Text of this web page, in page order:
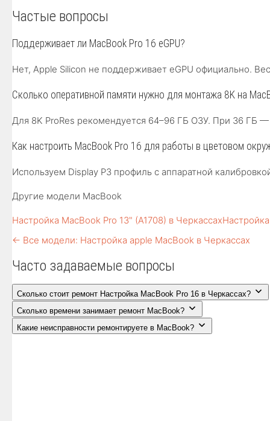
Частые вопросы
Поддерживает ли MacBook Pro 16 eGPU?
Нет, Apple Silicon не поддерживает eGPU официально.
Сколько оперативной памяти нужно для монтажа 8K на
Для 8K ProRes рекомендуется 64–96 ГБ ОЗУ. При 36 ГБ
Как настроить MacBook Pro 16 для работы в цветовом
Используем Display P3 профиль с аппаратной
Другие модели MacBook
Настройка MacBook Pro 13" (A1708) в Черкассах
← Все модели: Настройка apple MacBook в Черкассах
Часто задаваемые вопросы
Сколько стоит ремонт Настройка MacBook Pro 16 в Черкассах?
Сколько времени занимает ремонт MacBook?
Какие неисправности ремонтируете в MacBook?